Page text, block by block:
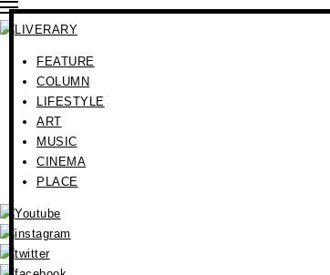
FEATURE
COLUMN
LIFESTYLE
ART
MUSIC
CINEMA
PLACE